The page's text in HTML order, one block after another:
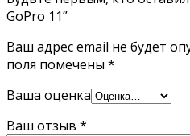
GoPro 11”
Ваш адрес email не будет
поля помечены *
Ваша оценка
Ваш отзыв *